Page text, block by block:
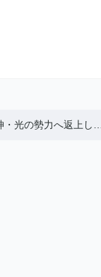
・光の勢力へ返上し…